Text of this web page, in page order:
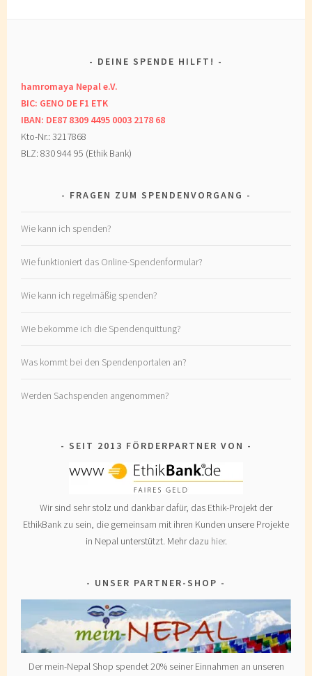
DEINE SPENDE HILFT!
hamromaya Nepal e.V.
BIC: GENO DE F1 ETK
IBAN: DE87 8309 4495 0003 2178 68
Kto-Nr.: 3217868
BLZ: 830 944 95 (Ethik Bank)
FRAGEN ZUM SPENDENVORGANG
Wie kann ich spenden?
Wie funktioniert das Online-Spendenformular?
Wie kann ich regelmäßig spenden?
Wie bekomme ich die Spendenquittung?
Was kommt bei den Spendenportalen an?
Werden Sachspenden angenommen?
SEIT 2013 FÖRDERPARTNER VON
Wir sind sehr stolz und dankbar dafür, das Ethik-Projekt der
EthikBank zu sein, die gemeinsam mit ihren Kunden unsere Projekte
in Nepal unterstützt. Mehr dazu hier.
UNSER PARTNER-SHOP
Der mein-Nepal Shop spendet 20% seiner Einnahmen an unseren